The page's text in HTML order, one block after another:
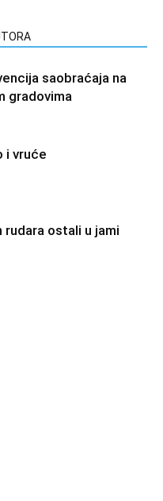
saobraćaja na
gradovima
i vruće
ostali u jami